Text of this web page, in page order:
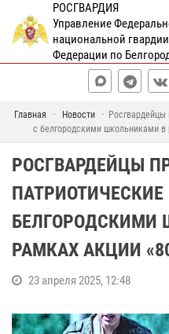
РОСГВАРДИЯ
Управление
национальной
Федерации по
Главная Новости
Росгвардейцы
с белгородскими школьниками в
РОСГВАРДЕЙЦЫ
БЕЛГОРОДСКИМИ
РАМКАХ АКЦИИ
23 апреля 2025, 12:48